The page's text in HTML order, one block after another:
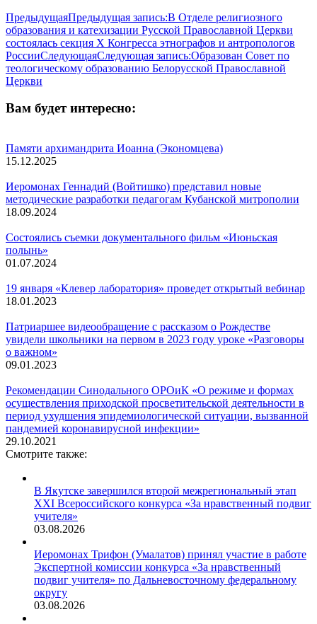
ПредыдущаяПредыдущая запись:В Отделе религиозного
образования и катехизации Русской Православной Церкви
состоялась секция X Конгресса этнографов и антропологов
РоссииСледующаяСледующая запись:Образован Совет по
теологическому образованию Белорусской Православной
Церкви
Вам будет интересно:
Памяти архимандрита Иоанна (Экономцева)
15.12.2025
Иеромонах Геннадий (Войтишко) представил новые
методические разработки педагогам Кубанской митрополии
18.09.2024
Состоялись съемки документального фильм «Июньская
полынь»
01.07.2024
19 января «Клевер лаборатория» проведет открытый вебинар
18.01.2023
Патриаршее видеообращение с рассказом о Рождестве
увидели школьники на первом в 2023 году уроке «Разговоры
о важном»
09.01.2023
Рекомендации Синодального ОРОиК «О режиме и формах
осуществления приходской просветительской деятельности в
период ухудшения эпидемиологической ситуации, вызванной
пандемией коронавирусной инфекции»
29.10.2021
Смотрите также:
В Якутске завершился второй межрегиональный этап
XXI Всероссийского конкурса «За нравственный подвиг
учителя»
03.08.2026
Иеромонах Трифон (Умалатов) принял участие в работе
Экспертной комиссии конкурса «За нравственный
подвиг учителя» по Дальневосточному федеральному
округу
03.08.2026